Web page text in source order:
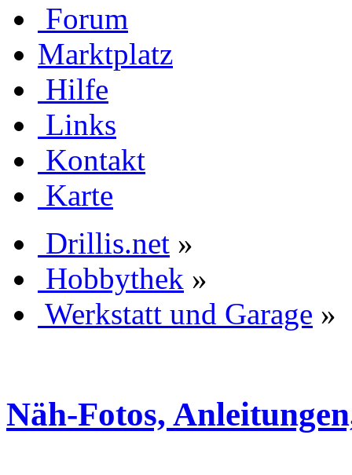
Forum
Marktplatz
Hilfe
Links
Kontakt
Karte
Drillis.net »
Hobbythek »
Werkstatt und Garage »
Näh-Fotos,